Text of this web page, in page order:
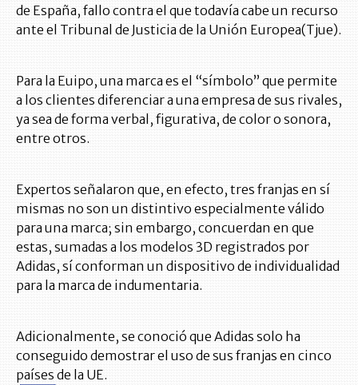
de España, fallo contra el que todavía cabe un recurso
ante el Tribunal de Justicia de la Unión Europea(Tjue).
Para la Euipo, una marca es el “símbolo” que permite
a los clientes diferenciar a una empresa de sus rivales,
ya sea de forma verbal, figurativa, de color o sonora,
entre otros.
Expertos señalaron que, en efecto, tres franjas en sí
mismas no son un distintivo especialmente válido
para una marca; sin embargo, concuerdan en que
estas, sumadas a los modelos 3D registrados por
Adidas, sí conforman un dispositivo de individualidad
para la marca de indumentaria.
Adicionalmente, se conoció que Adidas solo ha
conseguido demostrar el uso de sus franjas en cinco
países de la UE.